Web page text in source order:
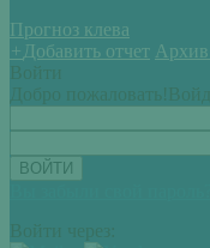
Прогноз клева
+ Добавить отчет Архив
Войти
Добро пожаловать!
Войти через: